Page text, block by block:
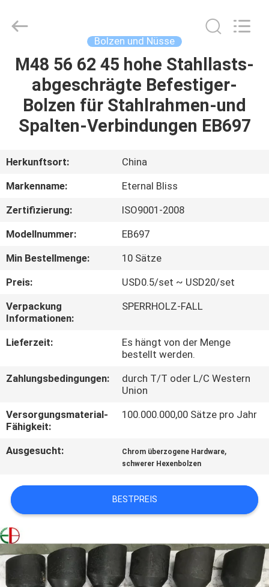
HAUS
PRODUKTE
VIDEOS
ÜBER
FABRIK-
AUSFLUG
QUALITÄTSKONTROLLE
TRETEN
MIT
IN
VERBINDUNG
FORDERN
SIE
EIN
ZITAT
Forging
Co.,LTD..
Reserved.
Bolzen und Nüsse
M48 56 62 45 hohe Stahllasts-
abgeschrägte Befestiger-
Bolzen für Stahlrahmen-und
Spalten-Verbindungen EB697
Herkunftsort:
China
Markenname:
Eternal Bliss
Zertifizierung:
ISO9001-2008
Modellnummer:
EB697
Min Bestellmenge:
10 Sätze
Preis:
USD0.5/set ~ USD20/set
Verpackung
Informationen:
SPERRHOLZ-FALL
Lieferzeit:
Es hängt von der Menge
bestellt werden.
Zahlungsbedingungen:
durch T/T oder L/C Western
Union
Versorgungsmaterial-
Fähigkeit:
100.000.000,00 Sätze pro Jahr
Ausgesucht: Chrom überzogene Hardware,
schwerer Hexenbolzen
BESTPREIS